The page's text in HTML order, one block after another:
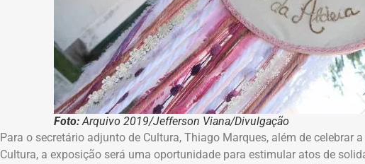
Foto:Arquivo 2019/Jefferson Viana/Divulgação
Para o secretário adjunto de Cultura, Thiago Marques, além de celebrar
Cultura, a exposição será uma oportunidade para estimular atos de